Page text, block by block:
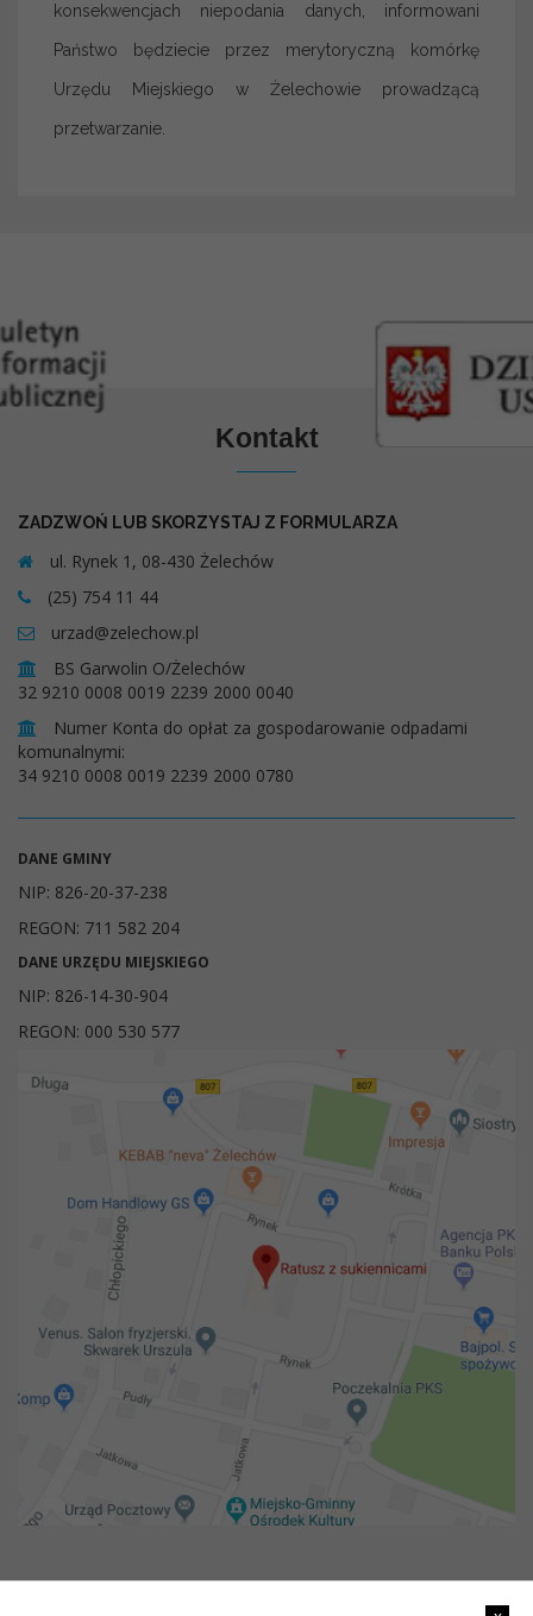
konsekwencjach niepodania danych, informowani
Państwo będziecie przez merytoryczną komórkę
Urzędu Miejskiego w Żelechowie prowadzącą
przetwarzanie.
Kontakt
ZADZWOŃ LUB SKORZYSTAJ Z FORMULARZA
ul. Rynek 1, 08-430 Żelechów
(25) 754 11 44
urzad@zelechow.pl
BS Garwolin O/Żelechów
32 9210 0008 0019 2239 2000 0040
Numer Konta do opłat za gospodarowanie odpadami
komunalnymi:
34 9210 0008 0019 2239 2000 0780
DANE GMINY
NIP: 826-20-37-238
REGON: 711 582 204
DANE URZĘDU MIEJSKIEGO
NIP: 826-14-30-904
REGON: 000 530 577